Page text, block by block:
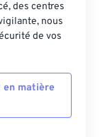
des centres
nous
de vos
en matière